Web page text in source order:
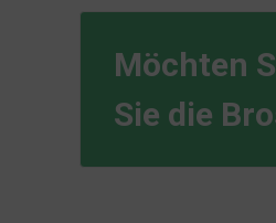
Möchten
Sie die